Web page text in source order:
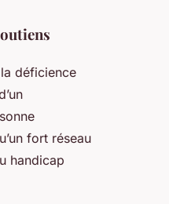
déficience
fort réseau
handicap